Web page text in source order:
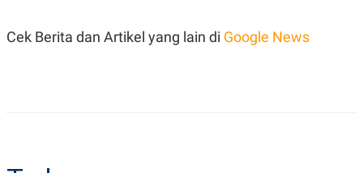
T
T
E
I
Cek Berita dan Artikel yang lain di Google News